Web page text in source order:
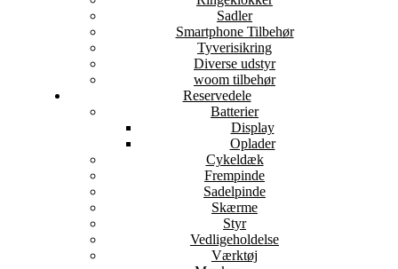
Sadler
Smartphone Tilbehør
Tyverisikring
Diverse udstyr
woom tilbehør
Reservedele
Batterier
Display
Oplader
Cykeldæk
Frempinde
Sadelpinde
Skærme
Styr
Vedligeholdelse
Værktøj